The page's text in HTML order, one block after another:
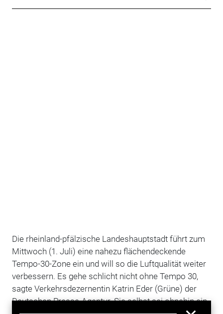
Die rheinland-pfälzische Landeshauptstadt führt zum
Mittwoch (1. Juli) eine nahezu flächendeckende
Tempo-30-Zone ein und will so die Luftqualität weiter
verbessern. Es gehe schlicht nicht ohne Tempo 30,
sagte Verkehrsdezernentin Katrin Eder (Grüne) der
Deutschen Presse-Agentur. Sie selbst sei ohnehin ein